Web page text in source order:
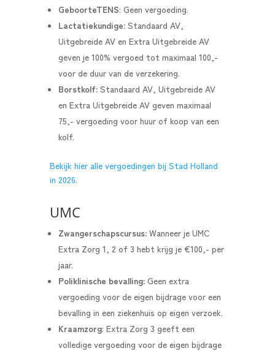
GeboorteTENS: Geen vergoeding.
Lactatiekundige:Standaard AV,
Uitgebreide AV en Extra Uitgebreide AV
geven je 100% vergoed tot maximaal 100,-
voor de duur van de verzekering.
Borstkolf:Standaard AV, Uitgebreide AV
en Extra Uitgebreide AV geven maximaal
75,- vergoeding voor huur of koop van een
kolf.
Bekijk hier alle vergoedingen bij Stad Holland
in 2026.
UMC
Zwangerschapscursus: Wanneer je UMC
Extra Zorg 1, 2 of 3 hebt krijg je €100,- per
jaar.
Poliklinische bevalling: Geen extra
vergoeding voor de eigen bijdrage voor een
bevalling in een ziekenhuis op eigen verzoek.
Kraamzorg: Extra Zorg 3 geeft een
volledige vergoeding voor de eigen bijdrage